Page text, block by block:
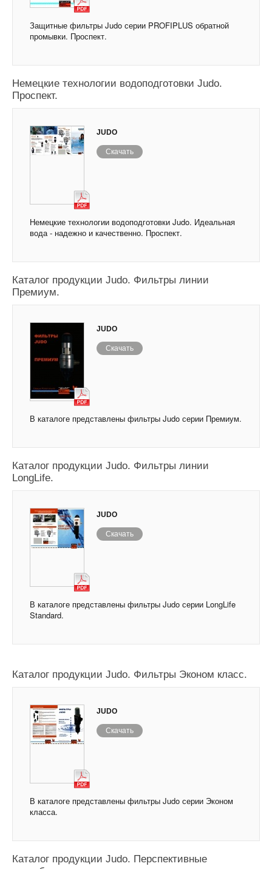
Защитные фильтры Judo серии PROFIPLUS обратной
промывки. Проспект.
Немецкие технологии водоподготовки Judo.
Проспект.
JUDO
Скачать
Немецкие технологии водоподготовки Judo. Идеальная
вода - надежно и качественно. Проспект.
Каталог продукции Judo. Фильтры линии
Премиум.
JUDO
Скачать
В каталоге представлены фильтры Judo серии Премиум.
Каталог продукции Judo. Фильтры линии
LongLife.
JUDO
Скачать
В каталоге представлены фильтры Judo серии LongLife
Standard.
Каталог продукции Judo. Фильтры Эконом класс.
JUDO
Скачать
В каталоге представлены фильтры Judo серии Эконом
класса.
Каталог продукции Judo. Перспективные